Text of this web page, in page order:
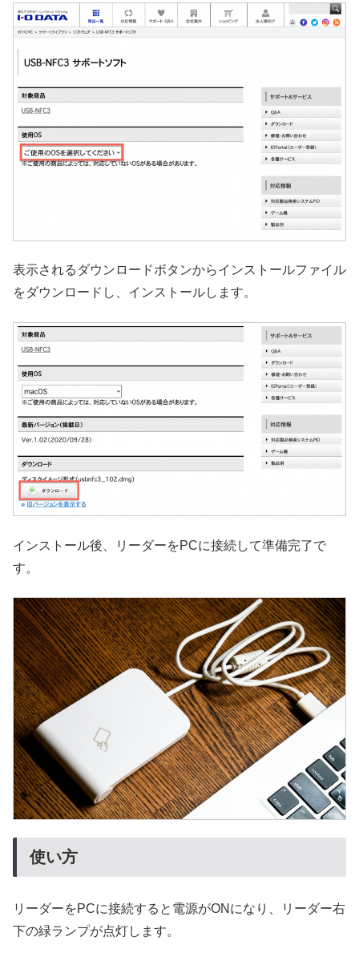
表示されるダウンロードボタンからインストールファイル
をダウンロードし、インストールします。
インストール後、リーダーをPCに接続して準備完了で
す。
使い方
リーダーをPCに接続すると電源がONになり、リーダー右
下の緑ランプが点灯します。